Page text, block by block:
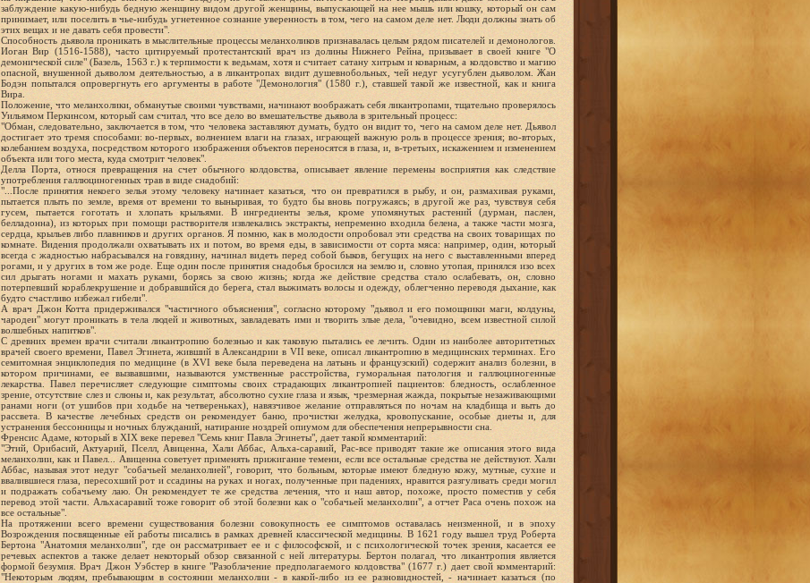
заблуждение какую-нибудь бедную женщину видом другой женщины, выпускающей на нее мышь или кошку, который он сам
принимает, или поселить в чье-нибудь угнетенное сознание уверенность в том, чего на самом деле нет. Люди должны знать об
этих вещах и не давать себя провести".
Способность дьявола проникать в мыслительные процессы меланхоликов признавалась целым рядом писателей и демонологов.
Иоган Вир (1516-1588), часто цитируемый протестантский врач из долины Нижнего Рейна, призывает в своей книге "О
демонической силе" (Базель, 1563 г.) к терпимости к ведьмам, хотя и считает сатану хитрым и коварным, а колдовство и магию
опасной, внушенной дьяволом деятельностью, а в ликантропах видит душевнобольных, чей недуг усугублен дьяволом. Жан
Бодэн попытался опровергнуть его аргументы в работе "Демонология" (1580 г.), ставшей такой же известной, как и книга
Вира.
Положение, что меланхолики, обманутые своими чувствами, начинают воображать себя ликантропами, тщательно проверялось
Уильямом Перкинсом, который сам считал, что все дело во вмешательстве дьявола в зрительный процесс:
"Обман, следовательно, заключается в том, что человека заставляют думать, будто он видит то, чего на самом деле нет. Дьявол
достигает это тремя способами: во-первых, волнением влаги на глазах, играющей важную роль в процессе зрения; во-вторых,
колебанием воздуха, посредством которого изображения объектов переносятся в глаза, и, в-третьих, искажением и изменением
объекта или того места, куда смотрит человек".
Делла Порта, относя превращения на счет обычного колдовства, описывает явление перемены восприятия как следствие
употребления галлюциногенных трав в виде снадобий:
"...После принятия некоего зелья этому человеку начинает казаться, что он превратился в рыбу, и он, размахивая руками,
пытается плыть по земле, время от времени то выныривая, то будто бы вновь погружаясь; в другой же раз, чувствуя себя
гусем, пытается гоготать и хлопать крыльями. В ингредиенты зелья, кроме упомянутых растений (дурман, паслен,
белладонна), из которых при помощи растворителя извлекались экстракты, непременно входила белена, а также части мозга,
сердца, крыльев либо плавников и других органов. Я помню, как в молодости опробовал эти средства на своих товарищах по
комнате. Видения продолжали охватывать их и потом, во время еды, в зависимости от сорта мяса: например, один, который
всегда с жадностью набрасывался на говядину, начинал видеть перед собой быков, бегущих на него с выставленными вперед
рогами, и у других в том же роде. Еще один после принятия снадобья бросился на землю и, словно утопая, принялся изо всех
сил дрыгать ногами и махать руками, борясь за свою жизнь; когда же действие средства стало ослабевать, он, словно
потерпевший кораблекрушение и добравшийся до берега, стал выжимать волосы и одежду, облегченно переводя дыхание, как
будто счастливо избежал гибели".
А врач Джон Котта придерживался "частичного объяснения", согласно которому "дьявол и его помощники маги, колдуны,
чародеи" могут проникать в тела людей и животных, завладевать ими и творить злые дела, "очевидно, всем известной силой
волшебных напитков".
С древних времен врачи считали ликантропию болезнью и как таковую пытались ее лечить. Один из наиболее авторитетных
врачей своего времени, Павел Эгинета, живший в Александрии в VII веке, описал ликантропию в медицинских терминах. Его
семитомная энциклопедия по медицине (в XVI веке была переведена на латынь и французский) содержит анализ болезни, в
котором причинами, ее вызвавшими, называются умственные расстройства, гуморальная патология и галлюциногенные
лекарства. Павел перечисляет следующие симптомы своих страдающих ликантропией пациентов: бледность, ослабленное
зрение, отсутствие слез и слюны и, как результат, абсолютно сухие глаза и язык, чрезмерная жажда, покрытые незаживающими
ранами ноги (от ушибов при ходьбе на четвереньках), навязчивое желание отправляться по ночам на кладбища и выть до
рассвета. В качестве лечебных средств он рекомендует баню, прочистки желудка, кровопускание, особые диеты и, для
устранения бессонницы и ночных блужданий, натирание ноздрей опиумом для обеспечения непрерывности сна.
Френсис Адаме, который в XIX веке перевел "Семь книг Павла Эгинеты", дает такой комментарий:
"Этий, Орибасий, Актуарий, Пселл, Авиценна, Хали Аббас, Альха-саравий, Рас-все приводят такие же описания этого вида
меланхолии, как и Павел... Авиценна советует применять прижигание темени, если все остальные средства не действуют. Хали
Аббас, называя этот недуг "собачьей меланхолией", говорит, что больным, которые имеют бледную кожу, мутные, сухие и
ввалившиеся глаза, пересохший рот и ссадины на руках и ногах, полученные при падениях, нравится разгуливать среди могил
и подражать собачьему лаю. Он рекомендует те же средства лечения, что и наш автор, похоже, просто поместив у себя
перевод этой части. Альхасаравий тоже говорит об этой болезни как о "собачьей меланхолии", а отчет Раса очень похож на
все остальные".
На протяжении всего времени существования болезни совокупность ее симптомов оставалась неизменной, и в эпоху
Возрождения посвященные ей работы писались в рамках древней классической медицины. В 1621 году вышел труд Роберта
Бертона "Анатомия меланхолии", где он рассматривает ее и с философской, и с психологической точек зрения, касается ее
речевых аспектов а также делает некоторый обзор связанной с ней литературы. Бертон полагал, что ликантропия является
формой безумия. Врач Джон Уэбстер в книге "Разоблачение предполагаемого колдовства" (1677 г.) дает свой комментарий:
"Некоторым людям, пребывающим в состоянии меланхолии - в какой-либо из ее разновидностей, - начинает казаться (по